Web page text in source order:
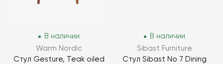
В наличии
Warm Nordic
Стул Gesture, Teak oiled
В наличии
Sibast Furniture
Стул Sibast No 7 Dining